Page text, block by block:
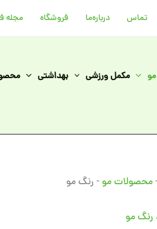
تماس درباره‌ما فروشگاه مجله
مکمل ورزشی بهداشتی
محصولات مو - رنگ مو
رنگ مو